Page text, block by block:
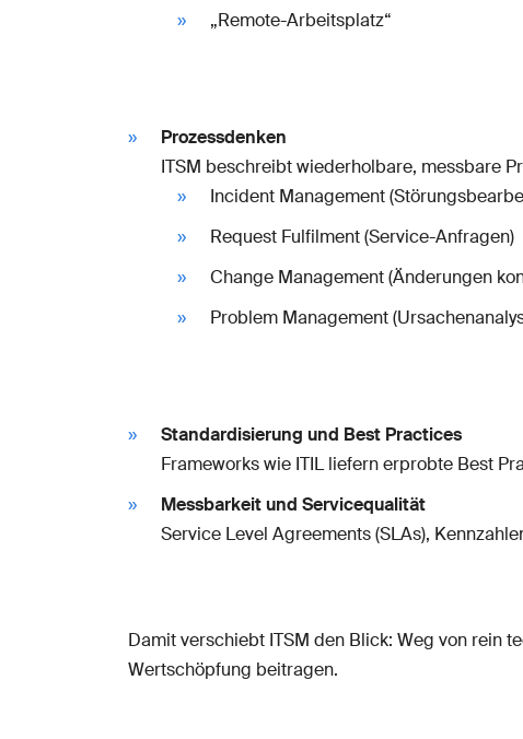
„Remote-Arbeitsplatz“
Prozessdenken
ITSM beschreibt wiederholbare, messbare
Incident Management
Request Fulfilment (Service-Anfragen)
Change Management (Änderungen
Problem Management
Standardisierung und Best Practices
Frameworks wie ITIL liefern erprobte Best
Messbarkeit und Servicequalität
Service Level Agreements (SLAs),
Damit verschiebt ITSM den Blick: Weg von rein
Wertschöpfung beitragen.